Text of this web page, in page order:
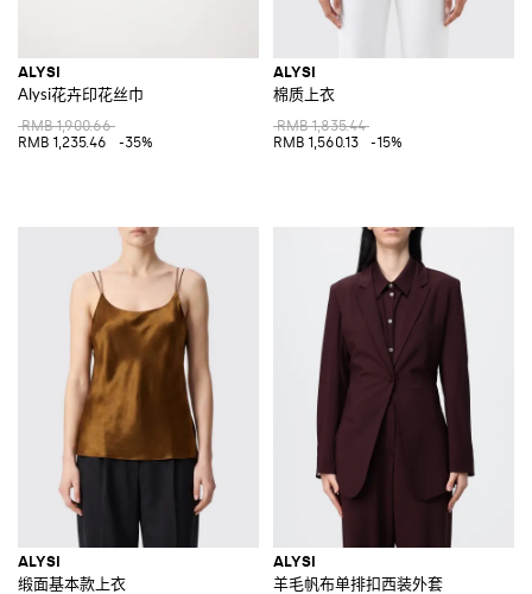
ALYSI
Alysi花卉印花丝巾
RMB 1,900.66
RMB 1,235.46
-35%
ALYSI
棉质上衣
RMB 1,835.44
RMB 1,560.13
-15%
ALYSI
缎面基本款上衣
ALYSI
羊毛帆布单排扣西装外套